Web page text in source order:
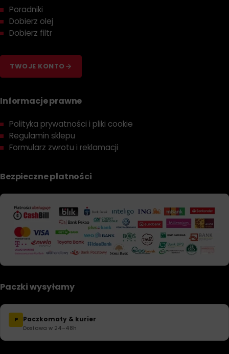
Poradniki
Dobierz olej
Dobierz filtr
TWOJE KONTO
Informacje prawne
Polityka prywatności i pliki cookie
Regulamin sklepu
Formularz zwrotu i reklamacji
Bezpieczne płatności
Paczki wysyłamy
P Paczkomaty & kurier
Dostawa w 24–48h